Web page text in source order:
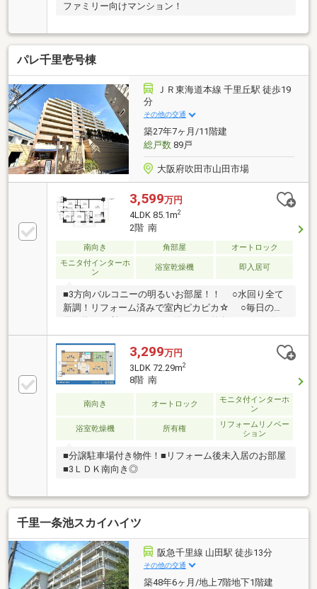
ファミリー向けマンション！
パレ千里壱号棟
ＪＲ東海道本線 千里丘駅 徒歩19
分
その他の交通
築27年7ヶ月/11階建
総戸数89戸
大阪府吹田市山田市場
3,599万円
4LDK 85.1m2
2階 南
南向き 角部屋
オートロック
モニタ付インターホ
ン
浴室乾燥機 即入居可
■3方向バルコニーの明るいお部屋！！ ○水回り全て
新調！リフォーム済みで室内ピカピカ☆ ○毎日のお
買い物に便利なスーパー。休日には外食やショッピン
グが楽しめる大型モール。周辺環境充実の好立地！
3,299万円
3LDK 72.29m2
8階 南
南向き オートロック
モニタ付インターホ
ン
浴室乾燥機 所有権
リフォームリノベー
ション
■分譲駐車場付き物件！■リフォーム後未入居のお部屋
■3ＬＤＫ南向き◎
千里一条池スカイハイツ
阪急千里線 山田駅 徒歩13分
その他の交通
築48年6ヶ月/地上7階地下1階建